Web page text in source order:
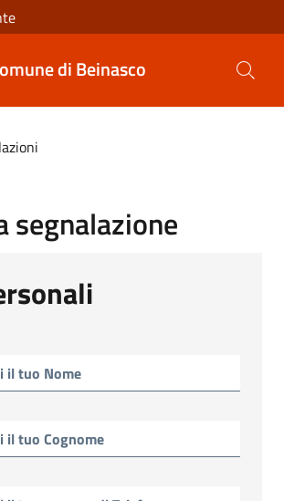
di Beinasco
segnalazione